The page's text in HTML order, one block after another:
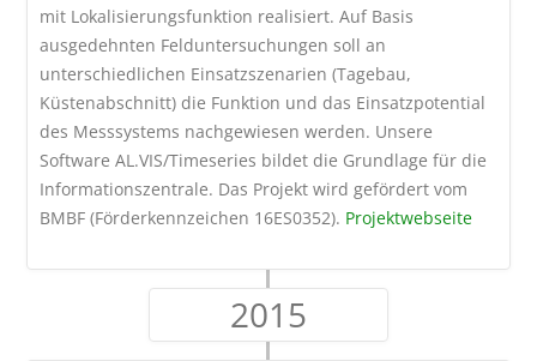
mit Lokalisierungsfunktion realisiert. Auf Basis
ausgedehnten Felduntersuchungen soll an
unterschiedlichen Einsatzszenarien (Tagebau,
Küstenabschnitt) die Funktion und das Einsatzpotential
des Messsystems nachgewiesen werden. Unsere
Software AL.VIS/Timeseries bildet die Grundlage für die
Informationszentrale. Das Projekt wird gefördert vom
BMBF (Förderkennzeichen 16ES0352). Projektwebseite
2015